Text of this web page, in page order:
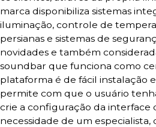
marca disponibiliza sistemas
iluminação, controle de
persianas e sistemas de
novidades e também
soundbar que funciona como
plataforma é de fácil instalação
permite com que o usuário
crie a configuração da interface
necessidade de um